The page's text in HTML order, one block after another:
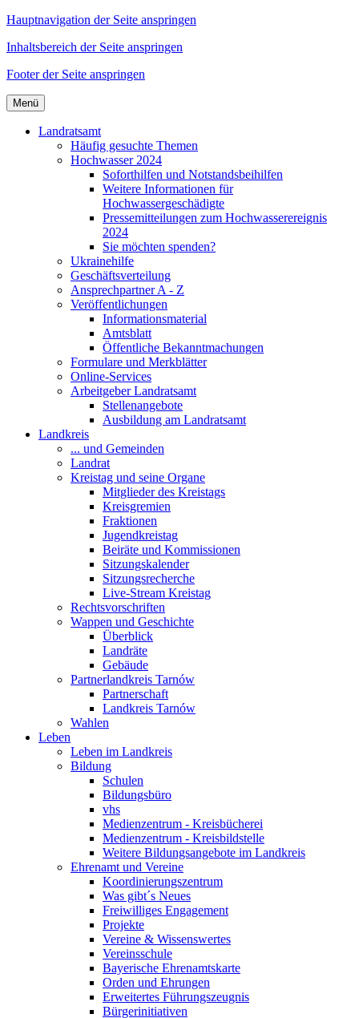
Hauptnavigation der Seite anspringen
Inhaltsbereich der Seite anspringen
Footer der Seite anspringen
Menü
Landratsamt
Häufig gesuchte Themen
Hochwasser 2024
Soforthilfen und Notstandsbeihilfen
Weitere Informationen für
Hochwassergeschädigte
Pressemitteilungen zum Hochwasserereignis
2024
Sie möchten spenden?
Ukrainehilfe
Geschäftsverteilung
Ansprechpartner A - Z
Veröffentlichungen
Informationsmaterial
Amtsblatt
Öffentliche Bekanntmachungen
Formulare und Merkblätter
Online-Services
Arbeitgeber Landratsamt
Stellenangebote
Ausbildung am Landratsamt
Landkreis
... und Gemeinden
Landrat
Kreistag und seine Organe
Mitglieder des Kreistags
Kreisgremien
Fraktionen
Jugendkreistag
Beiräte und Kommissionen
Sitzungskalender
Sitzungsrecherche
Live-Stream Kreistag
Rechtsvorschriften
Wappen und Geschichte
Überblick
Landräte
Gebäude
Partnerlandkreis Tarnów
Partnerschaft
Landkreis Tarnów
Wahlen
Leben
Leben im Landkreis
Bildung
Schulen
Bildungsbüro
vhs
Medienzentrum - Kreisbücherei
Medienzentrum - Kreisbildstelle
Weitere Bildungsangebote im Landkreis
Ehrenamt und Vereine
Koordinierungszentrum
Was gibt´s Neues
Freiwilliges Engagement
Projekte
Vereine & Wissenswertes
Vereinsschule
Bayerische Ehrenamtskarte
Orden und Ehrungen
Erweitertes Führungszeugnis
Bürgerinitiativen